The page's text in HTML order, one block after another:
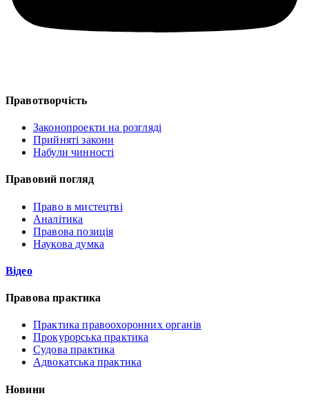
Правотворчість
Законопроекти на розгляді
Прийняті закони
Набули чинності
Правовий погляд
Право в мистецтві
Аналітика
Правова позиція
Наукова думка
Відео
Правова практика
Практика правоохоронних органів
Прокурорська практика
Судова практика
Адвокатська практика
Новини